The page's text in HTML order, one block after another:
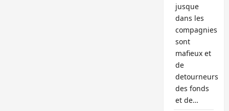
jusque
dans les
compagnies
sont
mafieux et
de
detourneurs
des fonds
et de…